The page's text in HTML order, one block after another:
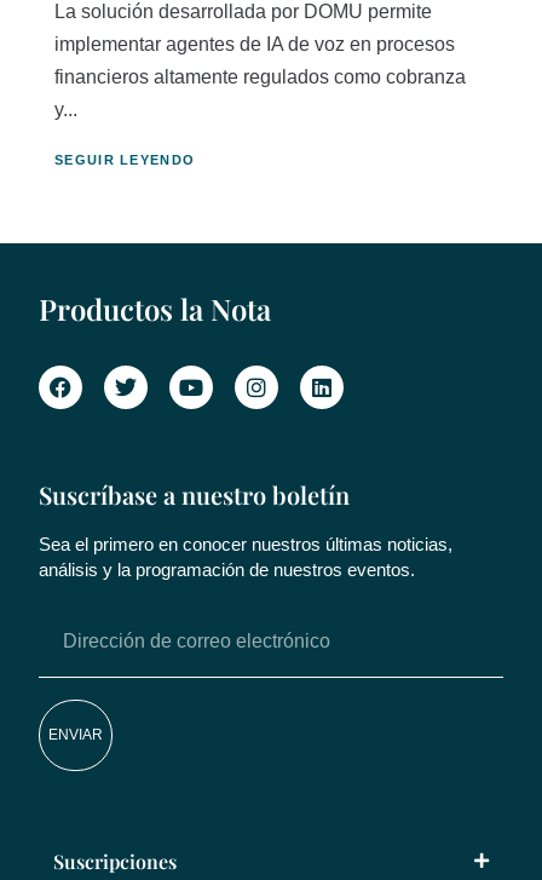
La solución desarrollada por DOMU permite
implementar agentes de IA de voz en procesos
financieros altamente regulados como cobranza
y...
SEGUIR LEYENDO
Productos la Nota
Suscríbase a nuestro boletín
Sea el primero en conocer nuestros últimas noticias,
análisis y la programación de nuestros eventos.
ENVIAR
Suscripciones